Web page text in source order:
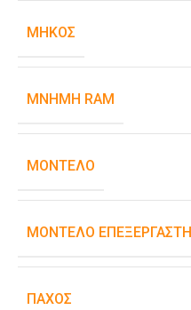
ΜΉΚΟΣ
ΜΝΉΜΗ RAM
ΜΟΝΤΈΛΟ
ΜΟΝΤΈΛΟ ΕΠΕΞΕΡΓΑΣΤΉ
ΠΆΧΟΣ